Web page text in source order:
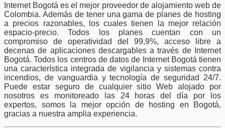
Internet Bogotá es el mejor proveedor de alojamiento web de
Colombia. Además de tener una gama de planes de hosting
a precios razonables, los cuales tienen la mejor relación
espacio-precio. Todos los planes cuentan con un
compromiso de operatividad del 99,9%, acceso libre a
decenas de aplicaciones descargables a través de Internet
Bogotá. Todos los centros de datos de Internet Bogotá tienen
una característica integrada de vigilancia y sistemas contra
incendios, de vanguardia y tecnología de seguridad 24/7.
Puede estar seguro de cualquier sitio Web alojado por
nosotros es monitoreado las 24 horas del día por los
expertos, somos la mejor opción de hosting en Bogotá,
gracias a nuestra amplia experiencia.